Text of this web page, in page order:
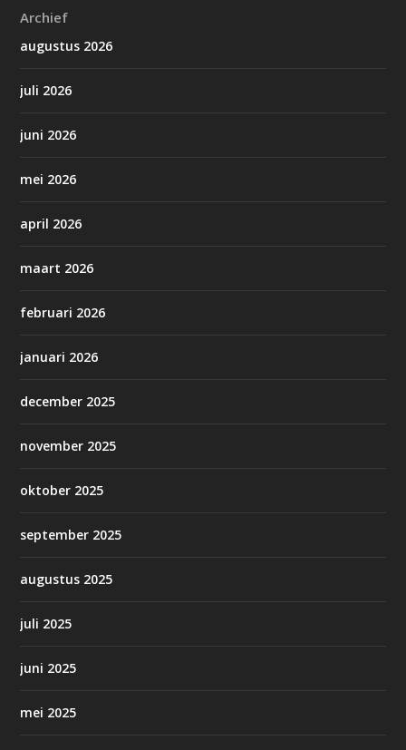
Archief
augustus 2026
juli 2026
juni 2026
mei 2026
april 2026
maart 2026
februari 2026
januari 2026
december 2025
november 2025
oktober 2025
september 2025
augustus 2025
juli 2025
juni 2025
mei 2025